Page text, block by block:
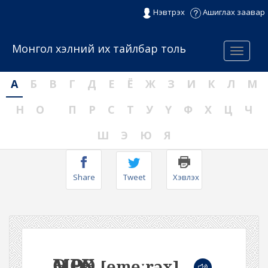
Нэвтрэх Ашиглах заавар
Menu
Монгол хэлний их тайлбар толь
А Б В Г Д Е Ё Ж З И К Л
М
Н
О П Р С Т У Ү Ф Х Ц
Ч
Ш
Э Ю Я
Share Tweet Хэвлэх